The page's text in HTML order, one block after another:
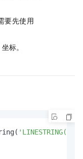
要先使用
坐标。
'LINESTRING(0